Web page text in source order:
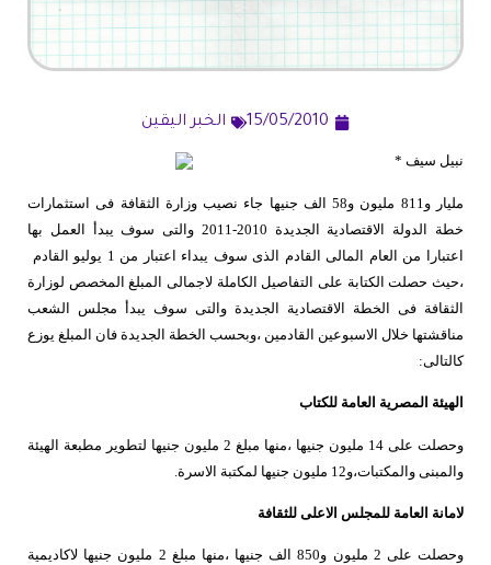
15/05/2010 الخبر اليقين
نبيل سيف *
مليار و811 مليون و58 الف جنيها جاء نصيب وزارة الثقافة فى استثمارات
خطة الدولة الاقتصادية الجديدة 2010-2011 والتى سوف يبدأ العمل بها
اعتبارا من العام المالى القادم الذى سوف يبداء اعتبار من 1 يوليو القادم
،حيث حصلت الكتابة على التفاصيل الكاملة لاجمالى المبلغ المخصص لوزارة
الثقافة فى الخطة الاقتصادية الجديدة والتى سوف يبدأ مجلس الشعب
مناقشتها خلال الاسبوعين القادمين ،وبحسب الخطة الجديدة فان المبلغ يوزع
كالتالى:
الهيئة المصرية العامة للكتاب
وحصلت على 14 مليون جنيها ،منها مبلغ 2 مليون جنيها لتطوير مطبعة الهيئة
والمبنى والمكتبات،و12 مليون جنيها لمكتبة الاسرة.
لامانة العامة للمجلس الاعلى للثقافة
وحصلت على 2 مليون و850 الف جنيها ،منها مبلغ 2 مليون جنيها لاكاديمية